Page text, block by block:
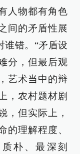
人物都有角色
间的矛盾性展
谁错。“矛盾设
分，但最后观
艺术当中的辩
，农村题材剧
，但实际上，
的理解程度、
朴、最深刻